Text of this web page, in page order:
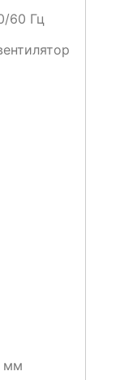
60 Гц
мм